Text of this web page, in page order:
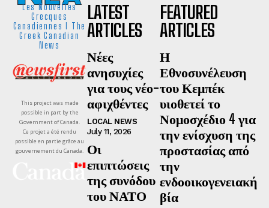
Les Nouvelles
Grecques
Canadiennes I The
Greek Canadian
News
This project was made
possible in part by the
Government of Canada.
Ce projet a été rendu
possible en partie grâce au
gouvernement du Canada.
LATEST
ARTICLES
Νέες
ανησυχίες
για τους νέο-
αφιχθέντες
LOCAL NEWS
July 11, 2026
Οι
επιπτώσεις
της συνόδου
του ΝΑΤΟ
FEATURED
ARTICLES
Η
Εθνοσυνέλευση
του Κεμπέκ
υιοθετεί το
Νομοσχέδιο 4 για
την ενίσχυση της
προστασίας από
την
ενδοοικογενειακή
βία